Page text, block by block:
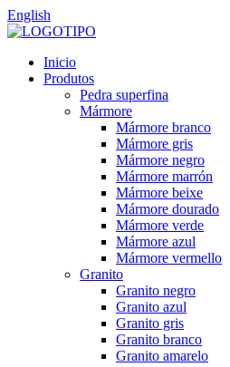
English
Inicio
Produtos
Pedra superfina
Mármore
Mármore branco
Mármore gris
Mármore negro
Mármore marrón
Mármore beixe
Mármore dourado
Mármore verde
Mármore azul
Mármore vermello
Granito
Granito negro
Granito azul
Granito gris
Granito branco
Granito amarelo